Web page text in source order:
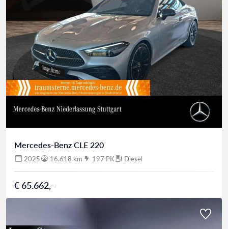
Mercedes-Benz CLE 220
2025 16.618 km 197 PK Diesel
€ 65.662,-